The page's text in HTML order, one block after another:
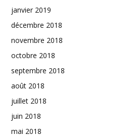
janvier 2019
décembre 2018
novembre 2018
octobre 2018
septembre 2018
août 2018
juillet 2018
juin 2018
mai 2018